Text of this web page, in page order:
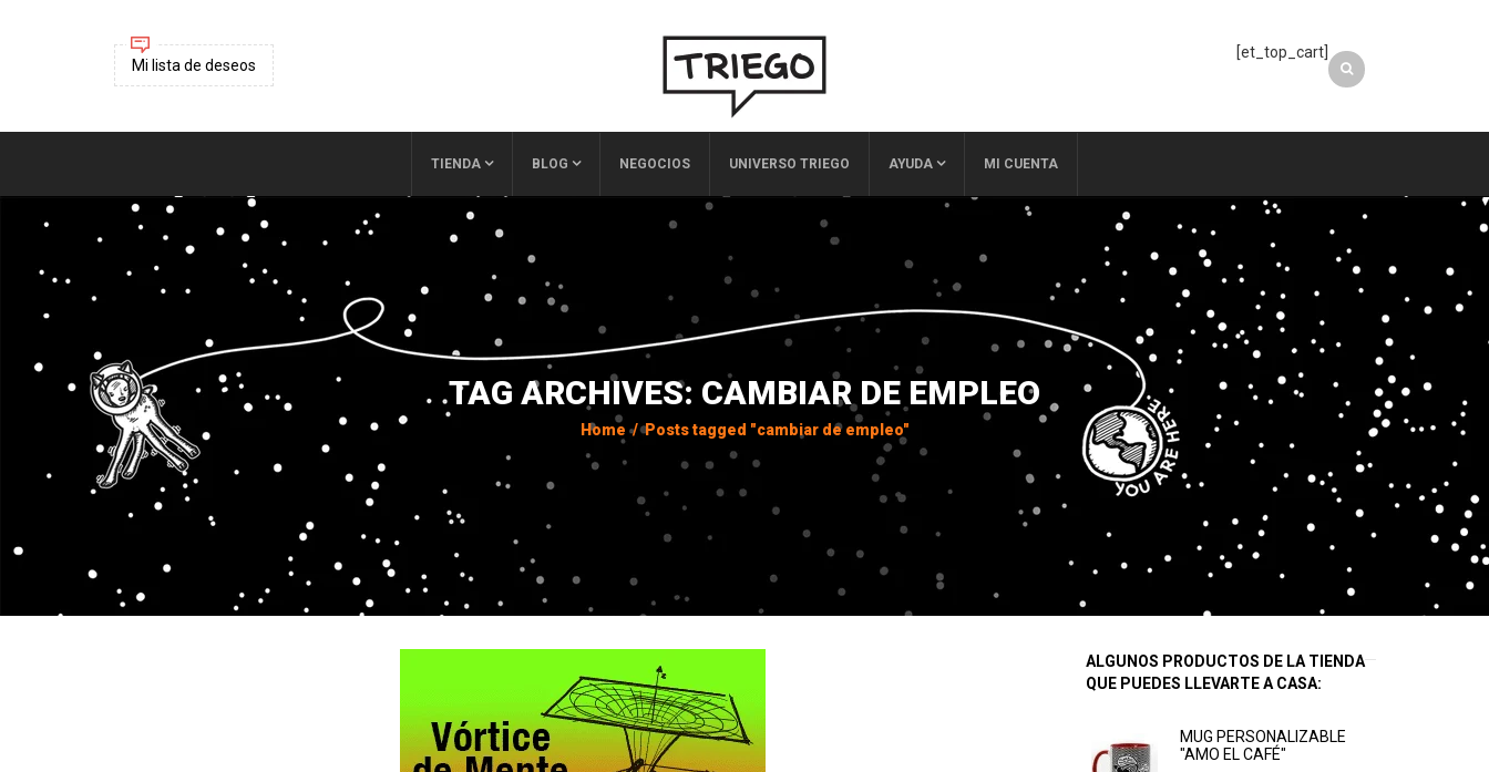
Mi lista de deseos
[et_top_cart]
TIENDA BLOG NEGOCIOS UNIVERSO TRIEGO AYUDA MI CUENTA
TAG ARCHIVES: CAMBIAR DE EMPLEO
Home / Posts tagged "cambiar de empleo"
ALGUNOS PRODUCTOS DE LA TIENDA
QUE PUEDES LLEVARTE A CASA:
MUG PERSONALIZABLE
"AMO EL CAFÉ"